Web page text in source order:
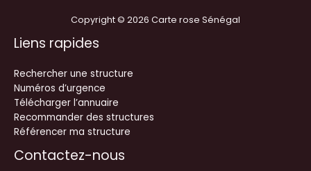
Copyright © 2026 Carte rose Sénégal
Liens rapides
Rechercher une structure
Numéros d’urgence
Télécharger l’annuaire
Recommander des structures
Référencer ma structure
Contactez-nous